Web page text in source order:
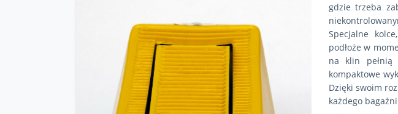
gdzie trzeba
Specjalne
podłoże w
na klin pełnią
kompaktowe
Dzięki swoim
każdego